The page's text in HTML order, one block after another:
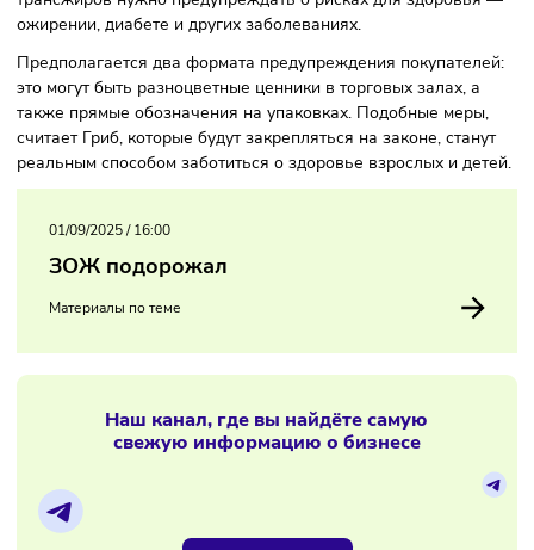
С такой инициативой выступил замсекретаря
палаты России Владислав Гриб. Он рассказал, что
покупателей товаров с повышенным содержанием
трансжиров нужно предупреждать о рисках для
ожирении, диабете и других заболеваниях.
Предполагается два формата предупреждения
это могут быть разноцветные ценники в торговых залах, а
также прямые обозначения на упаковках. Подобные
считает Гриб, которые будут закрепляться на законе,
реальным способом заботиться о здоровье взрослых и
01/09/2025/16:00
Материалы по теме